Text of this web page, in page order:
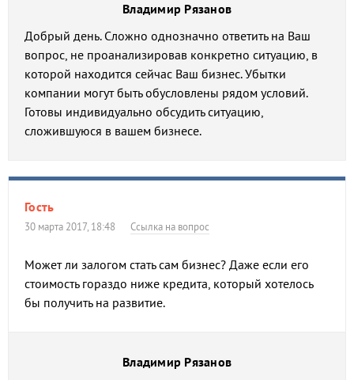
Владимир Рязанов
Добрый день. Сложно однозначно ответить на Ваш
вопрос, не проанализировав конкретно ситуацию, в
которой находится сейчас Ваш бизнес. Убытки
компании могут быть обусловлены рядом условий.
Готовы индивидуально обсудить ситуацию,
сложившуюся в вашем бизнесе.
Гость
30 марта 2017, 18:48 Ссылка на вопрос
Может ли залогом стать сам бизнес? Даже если его
стоимость гораздо ниже кредита, который хотелось
бы получить на развитие.
Владимир Рязанов